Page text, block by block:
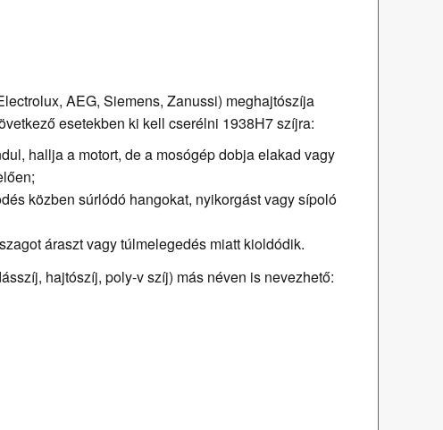
AEG, Siemens, Zanussi) meghajtószíja
esetekben ki kell cserélni 1938H7 szíjra:
hallja a motort, de a mosógép dobja elakad vagy
közben súrlódó hangokat, nyikorgást vagy sípoló
áraszt vagy túlmelegedés miatt kioldódik.
hajtószíj, poly-v szíj) más néven is nevezhető: